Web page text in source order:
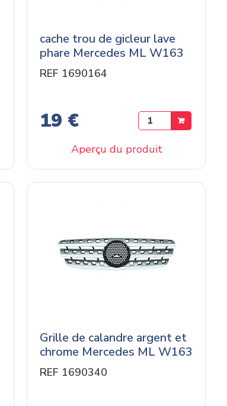
cache trou de gicleur lave
phare Mercedes ML W163
REF 1690164
19 €
Aperçu du produit
Grille de calandre argent et
chrome Mercedes ML W163
REF 1690340